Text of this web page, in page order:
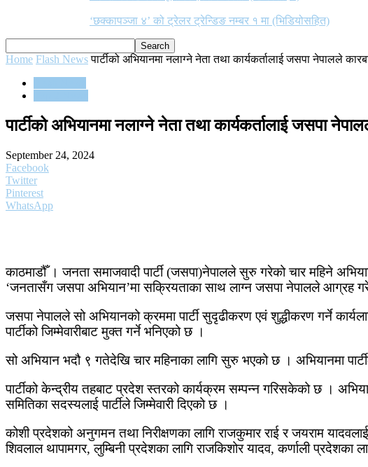
‘छक्कापञ्जा ४’ को ट्रेलर ट्रेन्डिङ नम्बर १ मा (भिडियोसहित)
Home Flash News पार्टीको अभियानमा नलाग्ने नेता तथा कार्यकर्तालाई जसपा नेपालले
पार्टीको अभियानमा नलाग्ने नेता तथा कार्यकर्तालाई जसपा
September 24, 2024
Facebook
Twitter
Pinterest
WhatsApp
काठमाडौँ । जनता समाजवादी पार्टी (जसपा)नेपालले सुरु गरेको चार महिने
‘जनतासँग जसपा अभियान’मा सक्रियताका साथ लाग्न जसपा नेपालले आग्रह
जसपा नेपालले सो अभियानको क्रममा पार्टी सुदृढीकरण एवं शुद्धीकरण गर्ने
पार्टीको जिम्मेवारीबाट मुक्त गर्ने भनिएको छ ।
सो अभियान भदौ ९ गतेदेखि चार महिनाका लागि सुरु भएको छ । अभियानमा
पार्टीको केन्द्रीय तहबाट प्रदेश स्तरको कार्यक्रम सम्पन्न गरिसकेको छ ।
समितिका सदस्यलाई पार्टीले जिम्मेवारी दिएको छ ।
कोशी प्रदेशको अनुगमन तथा निरीक्षणका लागि राजकुमार राई र जयराम
शिवलाल थापामगर, लुम्बिनी प्रदेशका लागि राजकिशोर यादव, कर्णाली प्रदेशका